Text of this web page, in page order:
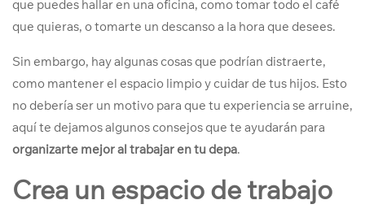
que puedes hallar en una oficina, como tomar todo el café
que quieras, o tomarte un descanso a la hora que desees.
Sin embargo, hay algunas cosas que podrían distraerte,
como mantener el espacio limpio y cuidar de tus hijos. Esto
no debería ser un motivo para que tu experiencia se arruine,
aquí te dejamos algunos consejos que te ayudarán para
organizarte mejor al trabajar en tu depa.
Crea un espacio de trabajo